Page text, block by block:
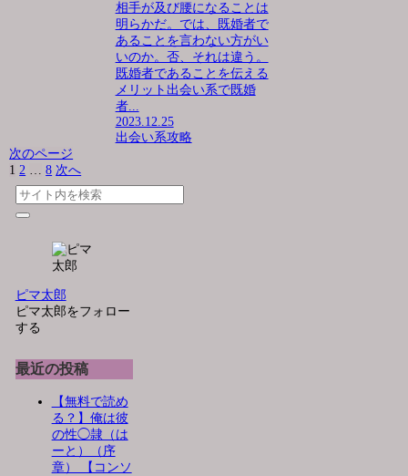
相手が及び腰になることは
明らかだ。では、既婚者で
あることを言わない方がい
いのか。否、それは違う。
既婚者であることを伝える
メリット出会い系で既婚
者...
2023.12.25
出会い系攻略
次のページ
1 2 … 8 次へ
ピマ太郎
ピマ太郎をフォロー
する
最近の投稿
【無料で読め
る？】俺は彼
の性◯隷（は
ーと）（序
章） 【コンソ